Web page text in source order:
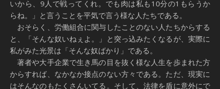
いから、9人で戦ってくれ。でも肉は私も10分の1もらうか
らね。」と言うことを平気で言う様な人たちである。
おそらく、労働組合に関与したことのない人たちからする
と、「そんな奴いねぇよ。」と突っ込みたくなるが、実際に
私がみた光景は「そんな奴ばかり」である。
著者や大手企業で生き馬の目を抜く様な人生を歩まれた方
からすれば、なかなか接点のない方々である。ただ、現実に
はそんなのもたくさんいてる。そして、法律を盾に意外にで